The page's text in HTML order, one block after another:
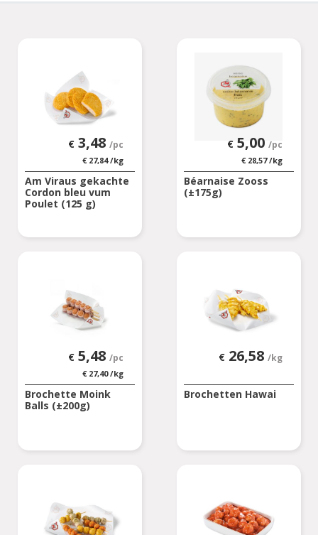
€ 3,48 /pc
€27,84/kg
Am Viraus gekachte
Cordon bleu vum
Poulet (125 g)
€ 5,00 /pc
€28,57/kg
Béarnaise Zooss
(±175g)
€ 5,48 /pc
€27,40/kg
Brochette Moink
Balls (±200g)
€ 26,58 /kg
Brochetten Hawai